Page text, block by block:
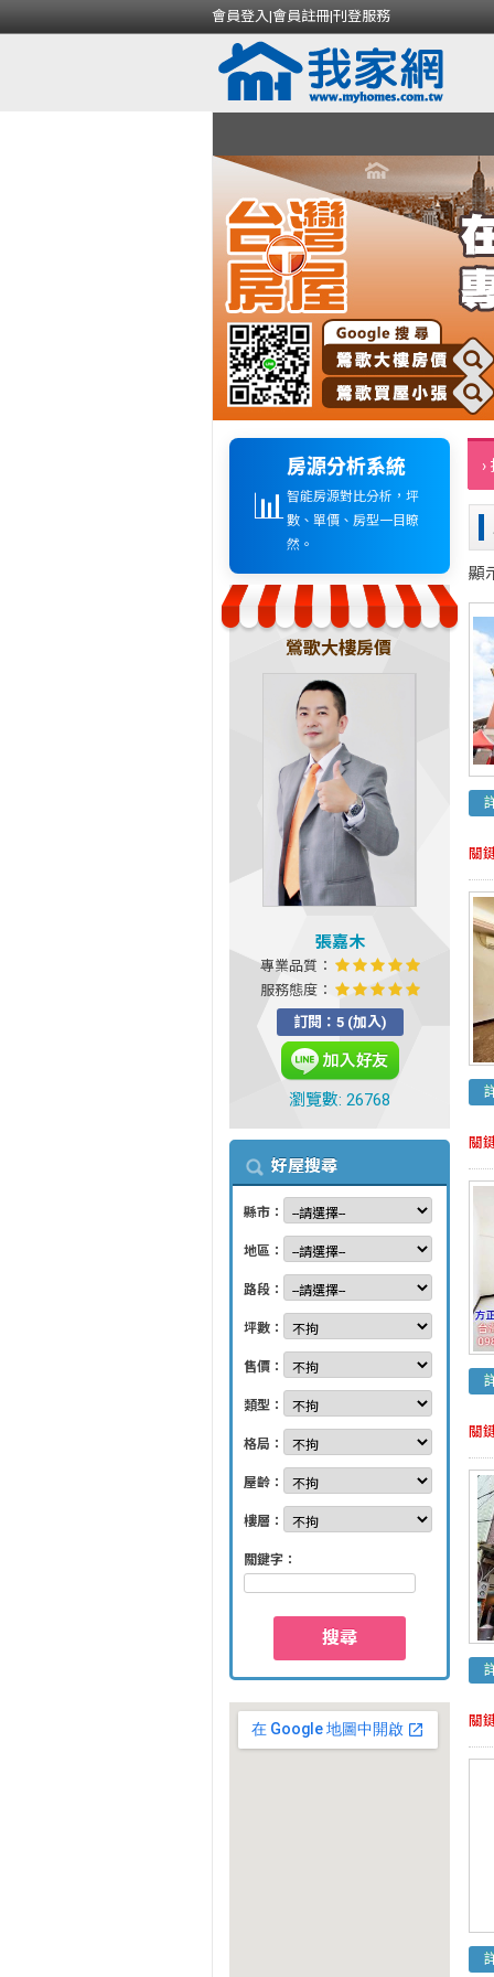
會員登入|會員註冊|刊登服務
📊
房源分析系統
智能房源對比分析，坪
數、單價、房型一目瞭
然。
鶯歌大樓房價
張嘉木
專業品質：
服務態度：
訂閱：5 (加入)
瀏覽數: 26768
好屋搜尋
縣市：
地區：
路段：
坪數：
售價：
類型：
格局：
屋齡：
樓層：
關鍵字：
搜尋
›
顯
關
關
關
關